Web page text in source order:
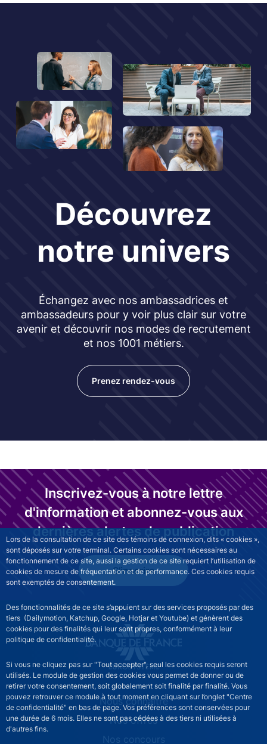
Lors de la consultation de ce site des témoins de connexion, dits « cookies »,
sont déposés sur votre terminal. Certains cookies sont nécessaires au
fonctionnement de ce site, aussi la gestion de ce site requiert l’utilisation de
cookies de mesure de fréquentation et de performance. Ces cookies requis
sont exemptés de consentement.
Des fonctionnalités de ce site s’appuient sur des services proposés par des
tiers (Dailymotion, Katchup, Google, Hotjar et Youtube) et génèrent des
cookies pour des finalités qui leur sont propres, conformément à leur
politique de confidentialité.
Si vous ne cliquez pas sur "Tout accepter", seul les cookies requis seront
utilisés. Le module de gestion des cookies vous permet de donner ou de
retirer votre consentement, soit globalement soit finalité par finalité. Vous
pouvez retrouver ce module à tout moment en cliquant sur l’onglet "Centre
de confidentialité" en bas de page. Vos préférences sont conservées pour
une durée de 6 mois. Elles ne sont pas cédées à des tiers ni utilisées à
d'autres fins.
Découvrez
notre univers
Échangez avec nos ambassadrices et
ambassadeurs pour y voir plus clair sur votre
avenir et découvrir nos modes de recrutement
et nos 1001 métiers.
Prenez rendez-vous
Inscrivez-vous à notre lettre
d'information et abonnez-vous aux
dernières alertes de publication
S'inscrire
RECRUTEMENT - Menu Principal
Nous connaitre
Nos offres
Nos concours